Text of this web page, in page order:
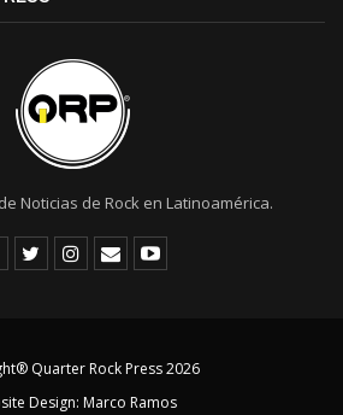
Noticias de Rock en Latinoamérica.
Quarter Rock Press 2026
Design: Marco Ramos